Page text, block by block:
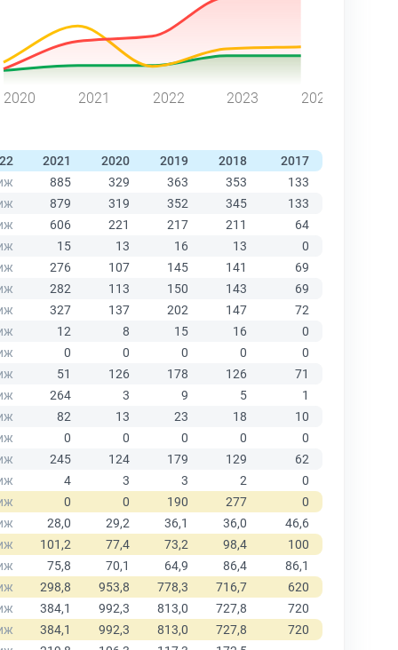
2020 2021 2022 2023 2024
2021 2020 2019 2018 2017